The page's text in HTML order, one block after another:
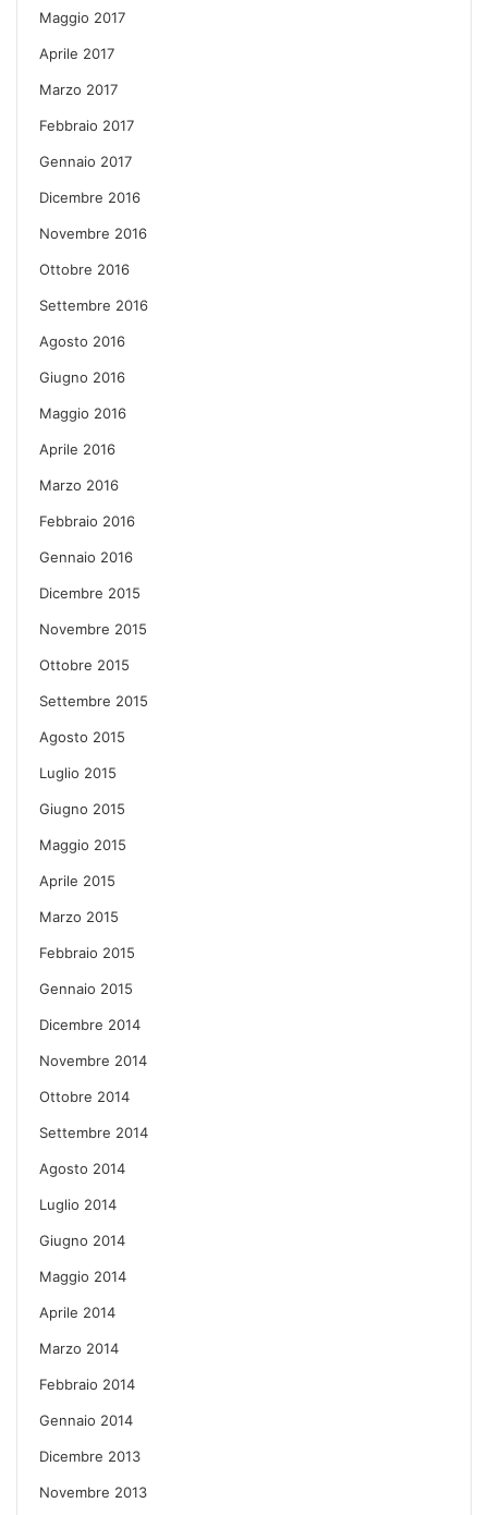
Maggio 2017
Aprile 2017
Marzo 2017
Febbraio 2017
Gennaio 2017
Dicembre 2016
Novembre 2016
Ottobre 2016
Settembre 2016
Agosto 2016
Giugno 2016
Maggio 2016
Aprile 2016
Marzo 2016
Febbraio 2016
Gennaio 2016
Dicembre 2015
Novembre 2015
Ottobre 2015
Settembre 2015
Agosto 2015
Luglio 2015
Giugno 2015
Maggio 2015
Aprile 2015
Marzo 2015
Febbraio 2015
Gennaio 2015
Dicembre 2014
Novembre 2014
Ottobre 2014
Settembre 2014
Agosto 2014
Luglio 2014
Giugno 2014
Maggio 2014
Aprile 2014
Marzo 2014
Febbraio 2014
Gennaio 2014
Dicembre 2013
Novembre 2013